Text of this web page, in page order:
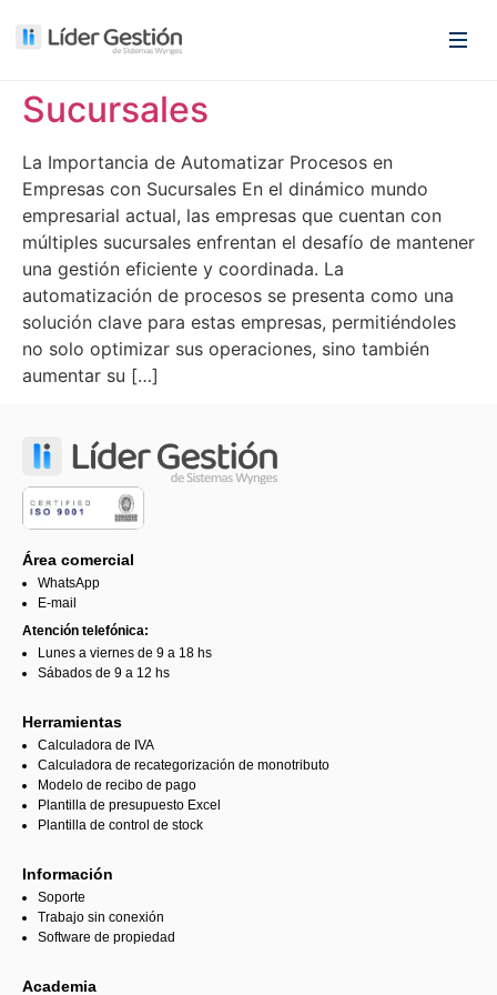
Sucursales
La Importancia de Automatizar Procesos en
Empresas con Sucursales En el dinámico mundo
empresarial actual, las empresas que cuentan con
múltiples sucursales enfrentan el desafío de mantener
una gestión eficiente y coordinada. La
automatización de procesos se presenta como una
solución clave para estas empresas, permitiéndoles
no solo optimizar sus operaciones, sino también
aumentar su […]
Área comercial
WhatsApp
E-mail
Atención telefónica:
Lunes a viernes de 9 a 18 hs
Sábados de 9 a 12 hs
Herramientas
Calculadora de IVA
Calculadora de recategorización de monotributo
Modelo de recibo de pago
Plantilla de presupuesto Excel
Plantilla de control de stock
Información
Soporte
Trabajo sin conexión
Software de propiedad
Academia